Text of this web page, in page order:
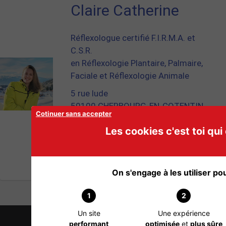
Claire Catherine
Réflexologue certifié F.I.R.M.A. et
C.S.R.
en Réflexologie Plantaire, Palmaire,
Faciale et Réflexologie Animale
5 rue lude
50100 CHERBOURG-EN-COTENTIN
Site Internet :
Cotinuer sans accepter
Les cookies c'est toi qui
On s'engage à les utiliser
1
Un site
performant
2
Une expérience
optimiséeet plus sûre